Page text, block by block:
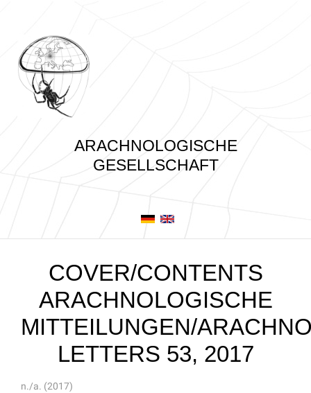
ARACHNOLOGISCHE
GESELLSCHAFT
COVER/CONTENTS
ARACHNOLOGISCHE
MITTEILUNGEN/
LETTERS 53, 2017
n./a. (2017)